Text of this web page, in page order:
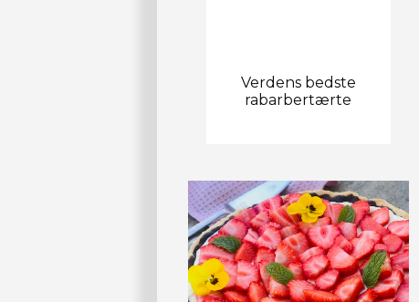
Verdens bedste
rabarbertærte